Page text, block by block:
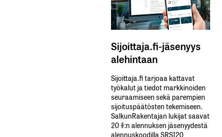
Sijoittaja.fi-jäsenyys
alehintaan
Sijoittaja.fi tarjoaa kattavat
työkalut ja tiedot markkinoiden
seuraamiseen sekä parempien
sijoituspäätösten tekemiseen.
SalkunRakentajan lukijat saavat
20 %:n alennuksen jäsenyydestä
alennuskoodilla SRSI20